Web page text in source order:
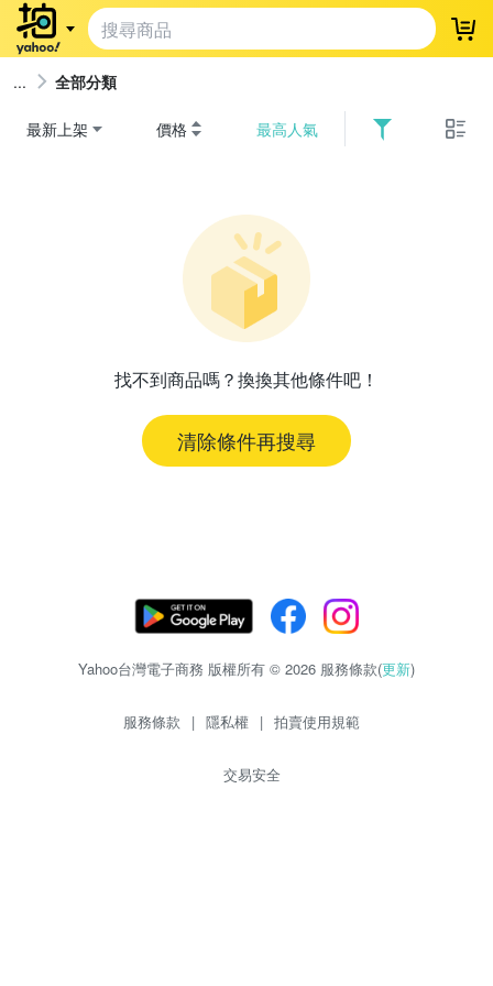
登
全部分類
最新上架 價格 最高人氣
找不到商品嗎？換換其他條件吧！
清除條件再搜尋
Yahoo台灣電子商務 版權所有 © 2026 服務條款(更新)
服務條款 | 隱私權 | 拍賣使用規範
交易安全